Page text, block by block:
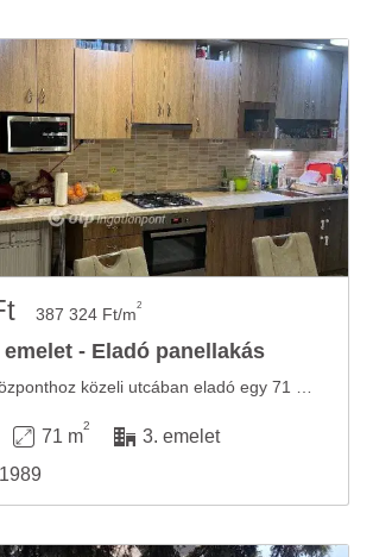
387 324 Ft/m2
emelet - Eladó panellakás
71 m
2
3. emelet
1989